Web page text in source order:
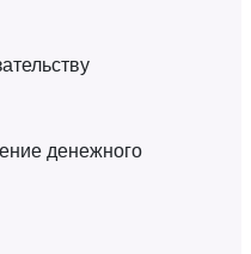
денежного